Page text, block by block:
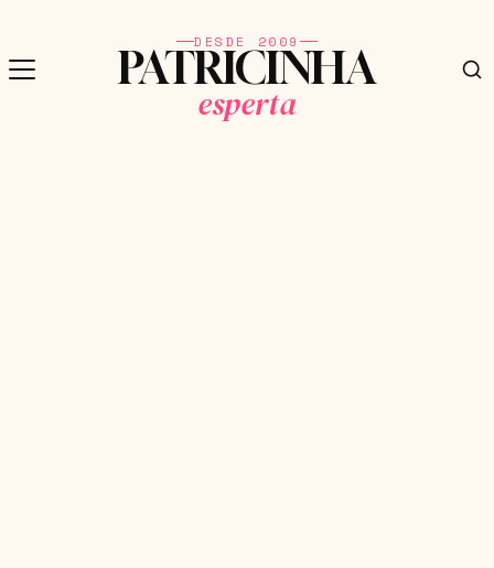
DESDE 2009
PATRICINHA
esperta